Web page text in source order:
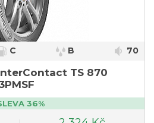
C B 70
TS 870
36%